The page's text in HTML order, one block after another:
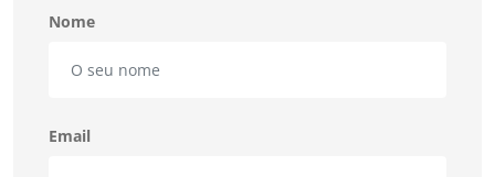
Nome
Email